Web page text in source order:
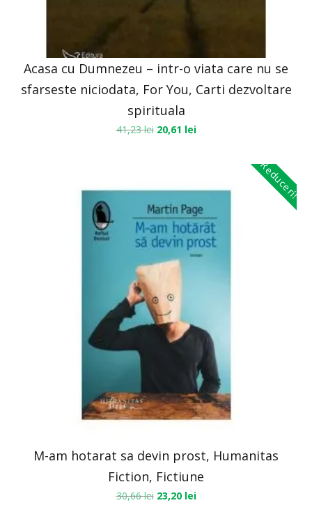
Acasa cu Dumnezeu – intr-o viata care nu se
sfarseste niciodata, For You, Carti dezvoltare
spirituala
41,23lei 20,61 lei
Reduceri!
M-am hotarat sa devin prost, Humanitas
Fiction, Fictiune
30,66lei 23,20 lei